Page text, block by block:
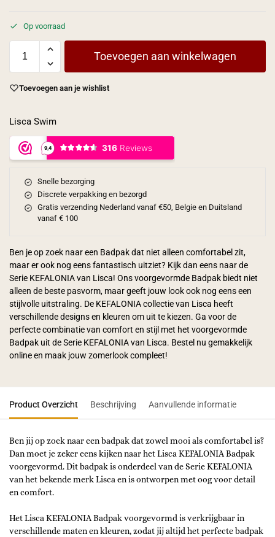
Op voorraad
Toevoegen aan winkelwagen
Toevoegen aan je wishlist
Lisca Swim
Snelle bezorging
Discrete verpakking en bezorgd
Gratis verzending Nederland vanaf €50, Belgie en Duitsland
vanaf € 100
Ben je op zoek naar een Badpak dat niet alleen comfortabel zit,
maar er ook nog eens fantastisch uitziet? Kijk dan eens naar de
Serie KEFALONIA van Lisca! Ons voorgevormde Badpak biedt niet
alleen de beste pasvorm, maar geeft jouw look ook nog eens een
stijlvolle uitstraling. De KEFALONIA collectie van Lisca heeft
verschillende designs en kleuren om uit te kiezen. Ga voor de
perfecte combinatie van comfort en stijl met het voorgevormde
Badpak uit de Serie KEFALONIA van Lisca. Bestel nu gemakkelijk
online en maak jouw zomerlook compleet!
Product Overzicht Beschrijving Aanvullende informatie
Ben jij op zoek naar een badpak dat zowel mooi als comfortabel is?
Dan moet je zeker eens kijken naar het Lisca KEFALONIA Badpak
voorgevormd. Dit badpak is onderdeel van de Serie KEFALONIA
van het bekende merk Lisca en is ontworpen met oog voor detail
en comfort.
Het Lisca KEFALONIA Badpak voorgevormd is verkrijgbaar in
verschillende maten en kleuren, zodat jij altijd het perfecte badpak